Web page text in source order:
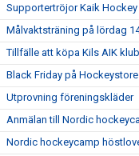
Supportertröjor Kaik
Målvaktsträning på lördag
Tillfälle att köpa Kils AIK
Black Friday på Hockeystore
Utprovning föreningskläder
Anmälan till Nordic
Nordic hockeycamp